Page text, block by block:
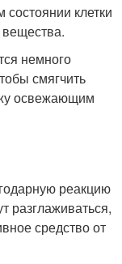
состоянии клетки
немного
смягчить
освежающим
реакцию
разглаживаться,
средство от